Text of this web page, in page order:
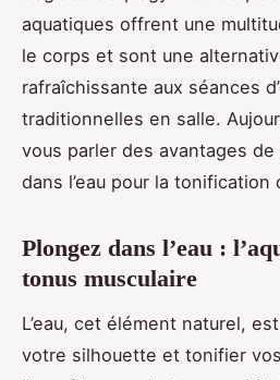
aquatiques offrent une
le corps et sont une
rafraîchissante aux séances
traditionnelles en salle.
vous parler des avantages de
dans l’eau pour la tonification
Plongez dans l’eau :
tonus musculaire
L’eau, cet élément naturel,
votre silhouette et tonifier